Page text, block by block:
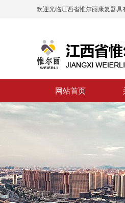
欢迎光临江西省惟尔丽康复器具
网站首页